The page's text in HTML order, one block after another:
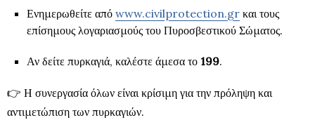
Ενημερωθείτε από www.civilprotection.gr και τους
επίσημους λογαριασμούς του Πυροσβεστικού Σώματος.
Αν δείτε πυρκαγιά, καλέστε άμεσα το 199.
👉 Η συνεργασία όλων είναι κρίσιμη για την πρόληψη και
αντιμετώπιση των πυρκαγιών.